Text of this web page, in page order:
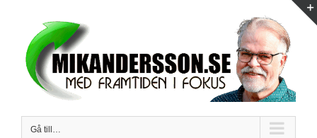
innehållet
Gå till…